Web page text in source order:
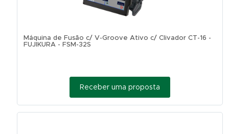
Máquina de Fusão c/ V-Groove Ativo c/ Clivador CT-16 -
FUJIKURA - FSM-32S
Receber uma proposta